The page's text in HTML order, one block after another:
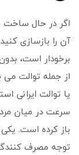
اگر در حال ساخت
آن را بازسازی
برخودار است،
از جمله توالت می
یا توالت ایرانی
سرعت در میان
باز کرده است. یکی
توجه مصرف